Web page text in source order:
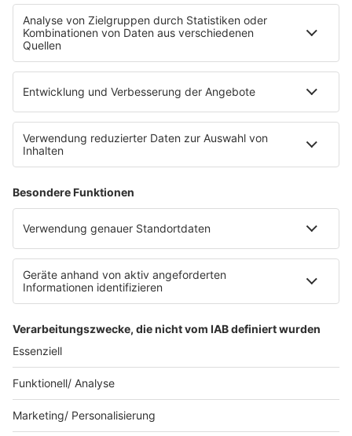
Newsletter
Empfang
sunshine live App
werben bei SUNSHINE LIVE
SERVICE
Datenschutz
Datenschutzeinstellungen
Datenschutzerklärung zur sunshine live App
Impressum
Teilnahmebedingungen
SUNSHINE LIVE 24/7 ELECTRONIC
© sunshine live / realisiert auf Basis von resc.web, dem CMS von resc.